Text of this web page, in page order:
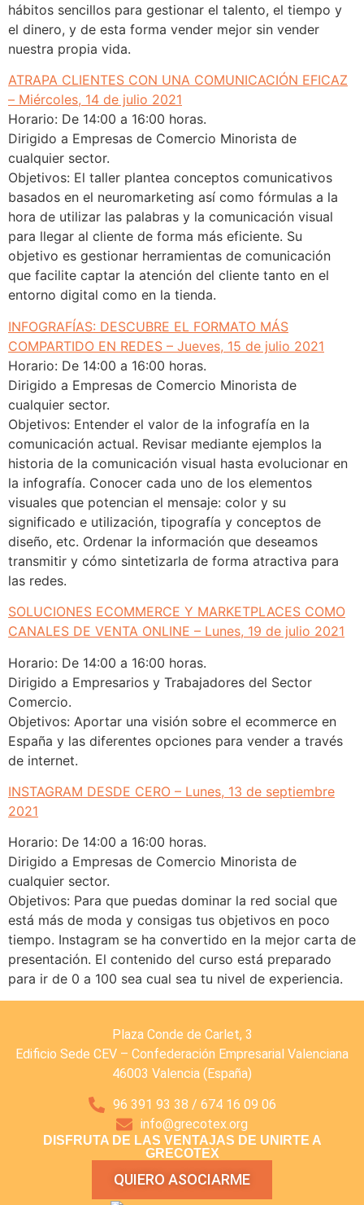
hábitos sencillos para gestionar el talento, el tiempo y
el dinero, y de esta forma vender mejor sin vender
nuestra propia vida.
ATRAPA CLIENTES CON UNA COMUNICACIÓN EFICAZ
– Miércoles, 14 de julio 2021
Horario: De 14:00 a 16:00 horas.
Dirigido a Empresas de Comercio Minorista de
cualquier sector.
Objetivos: El taller plantea conceptos comunicativos
basados en el neuromarketing así como fórmulas a la
hora de utilizar las palabras y la comunicación visual
para llegar al cliente de forma más eficiente. Su
objetivo es gestionar herramientas de comunicación
que facilite captar la atención del cliente tanto en el
entorno digital como en la tienda.
INFOGRAFÍAS: DESCUBRE EL FORMATO MÁS
COMPARTIDO EN REDES – Jueves, 15 de julio 2021
Horario: De 14:00 a 16:00 horas.
Dirigido a Empresas de Comercio Minorista de
cualquier sector.
Objetivos: Entender el valor de la infografía en la
comunicación actual. Revisar mediante ejemplos la
historia de la comunicación visual hasta evolucionar en
la infografía. Conocer cada uno de los elementos
visuales que potencian el mensaje: color y su
significado e utilización, tipografía y conceptos de
diseño, etc. Ordenar la información que deseamos
transmitir y cómo sintetizarla de forma atractiva para
las redes.
SOLUCIONES ECOMMERCE Y MARKETPLACES COMO
CANALES DE VENTA ONLINE – Lunes, 19 de julio 2021
Horario: De 14:00 a 16:00 horas.
Dirigido a Empresarios y Trabajadores del Sector
Comercio.
Objetivos: Aportar una visión sobre el ecommerce en
España y las diferentes opciones para vender a través
de internet.
INSTAGRAM DESDE CERO – Lunes, 13 de septiembre
2021
Horario: De 14:00 a 16:00 horas.
Dirigido a Empresas de Comercio Minorista de
cualquier sector.
Objetivos: Para que puedas dominar la red social que
está más de moda y consigas tus objetivos en poco
tiempo. Instagram se ha convertido en la mejor carta de
presentación. El contenido del curso está preparado
para ir de 0 a 100 sea cual sea tu nivel de experiencia.
Plaza Conde de Carlet, 3
Edificio Sede CEV – Confederación Empresarial Valenciana
46003 Valencia (España)
96 391 93 38 / 674 16 09 06
info@grecotex.org
DISFRUTA DE LAS VENTAJAS DE UNIRTE A
GRECOTEX
QUIERO ASOCIARME